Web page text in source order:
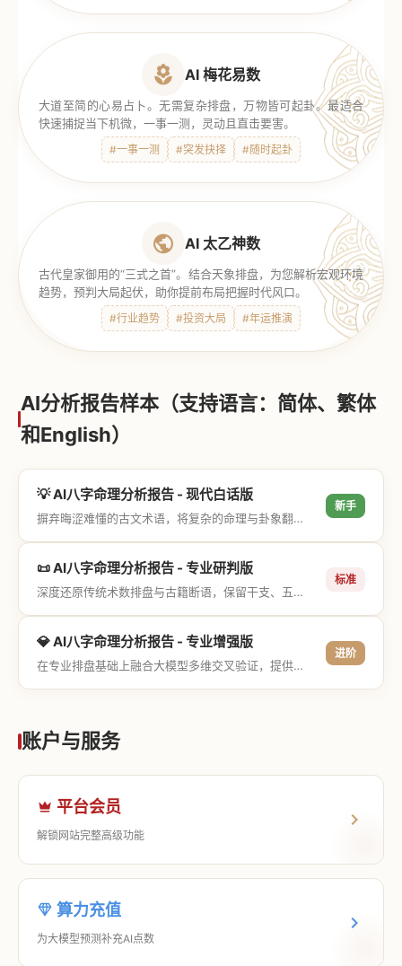
AI 梅花易数
大道至简的心易占卜。无需复杂排盘，万物皆可起卦。最适合
快速捕捉当下机微，一事一测，灵动且直击要害。
#一事一测 #突发抉择 #随时起卦
AI 太乙神数
古代皇家御用的“三式之首”。结合天象排盘，为您解析宏观环境
趋势，预判大局起伏，助你提前布局把握时代风口。
#行业趋势 #投资大局 #年运推演
AI分析报告样本（支持语言：简体、繁体
和English）
💡 AI八字命理分析报告 - 现代白话版
摒弃晦涩难懂的古文术语，将复杂的命理与卦象翻译成通俗易懂的现代大白话，直击结果与生活建议，零门槛轻松阅读。
新手
📜 AI八字命理分析报告 - 专业研判版
深度还原传统术数排盘与古籍断语，保留干支、五行与神煞等专业术语，适合追求严谨考证与具备易学基础的用户。
标准
💎 AI八字命理分析报告 - 专业增强版
在专业排盘基础上融合大模型多维交叉验证，提供更详尽的流年推演、应期运筹、象意深度剖析，以及全方位的运筹决策指导。
进阶
账户与服务
平台会员
解锁网站完整高级功能
算力充值
为大模型预测补充AI点数